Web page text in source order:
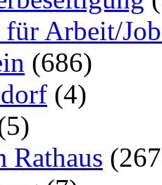
Arbeit/
(686)
(4)
Rathaus